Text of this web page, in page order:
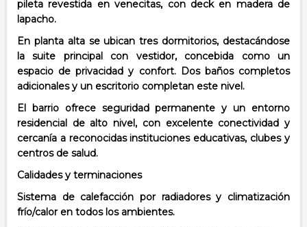
pileta revestida en venecitas, con deck en madera de
lapacho.
En planta alta se ubican tres dormitorios, destacándose
la suite principal con vestidor, concebida como un
espacio de privacidad y confort. Dos baños completos
adicionales y un escritorio completan este nivel.
El barrio ofrece seguridad permanente y un entorno
residencial de alto nivel, con excelente conectividad y
cercanía a reconocidas instituciones educativas, clubes y
centros de salud.
Calidades y terminaciones
Sistema de calefacción por radiadores y climatización
frío/calor en todos los ambientes.